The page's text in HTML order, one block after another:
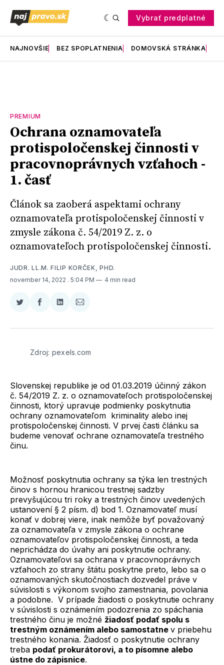
Vybrať predplatné
NAJNOVŠIE BEZ SPOPLATNENIA DOMOVSKÁ STRÁNKA
PREMIUM
Ochrana oznamovateľa
protispoločenskej činnosti v
pracovnoprávnych vzťahoch -
1. časť
Článok sa zaoberá aspektami ochrany
oznamovateľa protispoločenskej činnosti v
zmysle zákona č. 54/2019 Z. z. o
oznamovateľoch protispoločenskej činnosti.
JUDR. LL.M. FILIP KORČEK, PHD.
november 14, 2022 . 5:04 PM 4 min read
Zdieľať
Twitter
Zdieľať
Facebooku
Zdieľať
LinkedIne
Zdieľať
E-
Zdroj: pexels.com
Slovenskej republike je od 01.03.2019 účinný zákon
č. 54/2019 Z. z. o oznamovateľoch protispoločenskej
činnosti, ktorý upravuje podmienky poskytnutia
ochrany oznamovateľom kriminality alebo inej
protispoločenskej činnosti. V prvej časti článku sa
budeme venovať ochrane oznamovateľa trestného
činu.
Možnosť poskytnutia ochrany sa týka len trestných
činov s hornou hranicou trestnej sadzby
prevyšujúcou tri roky a trestných činov uvedených
ustanovení § 2 písm. d) bod 1. Oznamovateľ musí
konať v dobrej viere, inak nemôže byť považovaný
za oznamovateľa v zmysle zákona o ochrane
oznamovateľov protispoločenskej činnosti, a teda
neprichádza do úvahy ani poskytnutie ochrany.
Oznamovateľovi sa ochrana v pracovnoprávnych
vzťahoch zo strany štátu poskytne preto, lebo sa o
oznamovaných skutočnostiach dozvedel práve v
súvislosti s výkonom svojho zamestnania, povolania
a podobne. V prípade žiadosti o poskytnutie ochrany
v súvislosti s oznámením podozrenia zo spáchania
trestného činu je možné žiadosť podať spolu s
trestným oznámením alebo samostatne v priebehu
trestného konania. Žiadosť o poskytnutie ochrany
treba podať prokurátorovi, a to písomne alebo
ústne do zápisnice.